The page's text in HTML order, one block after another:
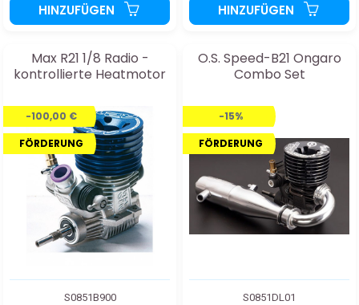
HINZUFÜGEN HINZUFÜGEN
Max R21 1/8 Radio -
kontrollierte Heatmotor
-100,00 €
FÖRDERUNG
S0851B900
O.S. Speed-B21 Ongaro
Combo Set
-15%
FÖRDERUNG
S0851DL01